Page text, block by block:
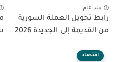
منذ عام
رابط تحويل العملة السورية
من القديمة إلى الجديدة 2026
اقتصاد